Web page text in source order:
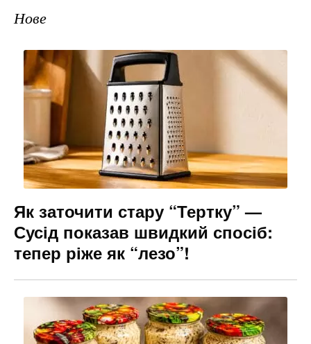
Нове
Як заточити стару “Тертку” —
Сусід показав швидкий спосіб:
тепер ріже як “лезо”!